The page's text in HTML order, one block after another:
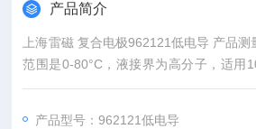
产品简介
上海雷磁 复合电极962121低电导 产品
范围是0-80°C，液接界为高分子，适用
率水样。
产品型号：962121低电导